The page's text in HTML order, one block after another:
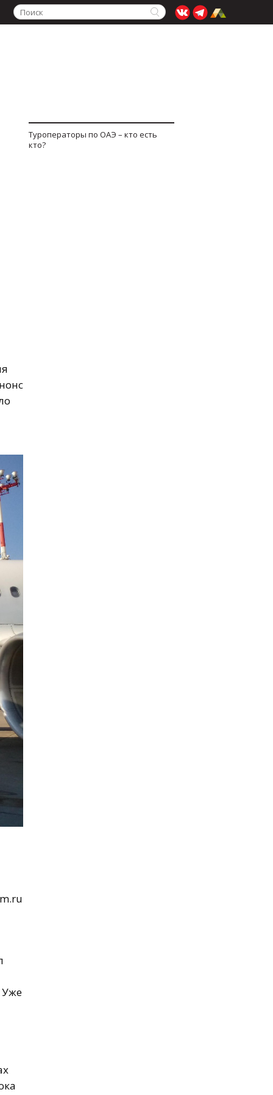
Туроператоры по ОАЭ – кто есть
кто?
Уже